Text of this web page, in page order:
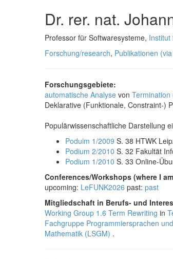
Dr. rer. nat.
Professor für Softwaresysteme, Institut
Forschung/research, Publikationen
Forschungsgebiete:
automatische Analyse von Termination
Deklarative (Funktionale, Constraint-)
Populärwissenschaftliche Darstellung
Poduim 1/2009 S. 38 HTWK
Podium 2/2010 S. 32 Fakultät
Podium 1/2010 S. 33 Online-
Conferences/Workshops (where I
upcoming: LeFUNK2026 past: past
Mitgliedschaft in Berufs- und
Working Group 1.6 Term Rewriting in
Fachgruppe Programmiersprachen
Mathematik (LSGM) .